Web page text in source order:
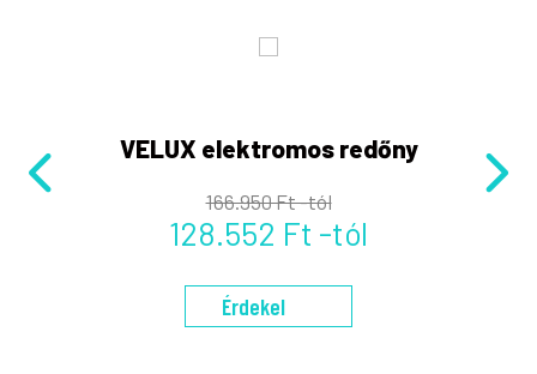
VELUX elektromos redőny
166.950 Ft -tól
128.552 Ft -tól
Érdekel